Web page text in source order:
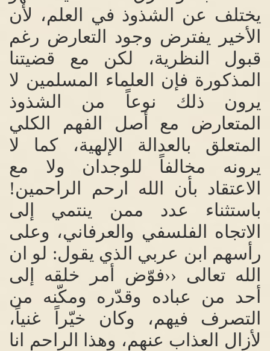
يختلف عن الشذوذ في العلم، لأن
الأخير يفترض وجود التعارض رغم
قبول النظرية، لكن مع قضيتنا
المذكورة فإن العلماء المسلمين لا
يرون ذلك نوعاً من الشذوذ
المتعارض مع أصل الفهم الكلي
المتعلق بالعدالة الإلهية، كما لا
يرونه مخالفاً للوجدان ولا مع
الاعتقاد بأن الله ارحم الراحمين!
باستثناء عدد ممن ينتمي إلى
الاتجاه الفلسفي والعرفاني، وعلى
رأسهم ابن عربي الذي يقول: لو ان
الله تعالى ‹‹فوّض أمر خلقه إلى
أحد من عباده وقدّره ومكّنه من
التصرف فيهم، وكان خيّراً غنياً،
لأزال العذاب عنهم، وهذا الراحم انا